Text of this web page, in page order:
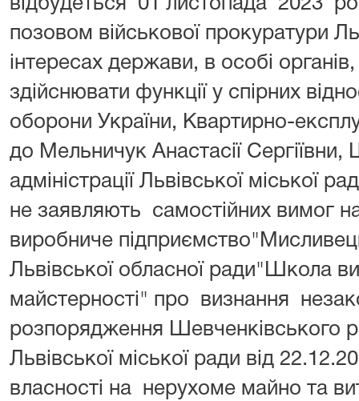
відбудеться 01 листопада 2023
позовом військової прокуратури
інтересах держави, в особі
здійснювати функції у спірних
оборони України, Квартирно-
до Мельничук Анастасії Сергіївни,
адміністрації Львівської міської
не заявляють самостійних вимог
виробниче
Львівської обласної ради"Школа
майстерності" про визнання
розпорядження Шевченківського
Львівської міської ради від
власності на нерухоме майно та